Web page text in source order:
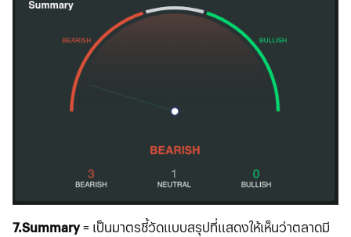
7.Summary= เป็นมาตรชี้วัดแบบสรุปที่แสดงให้เห็นว่าตลาดมี